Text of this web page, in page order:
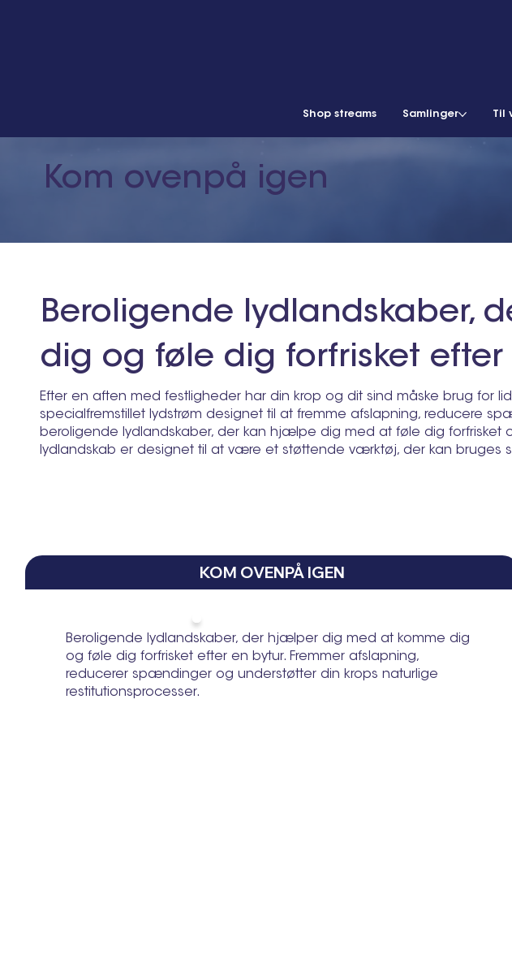
Shop streams Samlinger Til
Kom ovenpå igen
Beroligende lydlandskaber,
dig og føle dig forfrisket
Efter en aften med festligheder har din krop og dit sind måske brug for
specialfremstillet lydstrøm designet til at fremme afslapning, reducere
beroligende lydlandskaber, der kan hjælpe dig med at føle dig forfrisket
lydlandskab er designet til at være et støttende værktøj, der kan bruges
KOM OVENPÅ IGEN
Beroligende lydlandskaber, der hjælper dig med at komme dig
og føle dig forfrisket efter en bytur. Fremmer afslapning,
reducerer spændinger og understøtter din krops naturlige
restitutionsprocesser.